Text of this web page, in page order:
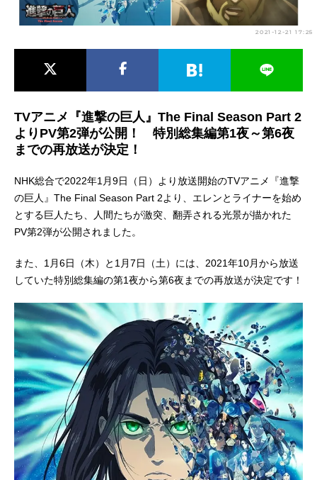
春アニメ 夏アニメ
男性声優/女性声優一覧
2021-12-21 17:25
TVアニメ『進撃の巨人』The Final Season Part 2
よりPV第2弾が公開！ 特別総集編第1夜～第6夜
までの再放送が決定！
NHK総合で2022年1月9日（日）より放送開始のTVアニメ『進撃
の巨人』The Final Season Part 2より、エレンとライナーを始め
とする巨人たち、人間たちが激突、翻弄される光景が描かれた
PV第2弾が公開されました。
また、1月6日（木）と1月7日（土）には、2021年10月から放送
していた特別総集編の第1夜から第6夜までの再放送が決定です！